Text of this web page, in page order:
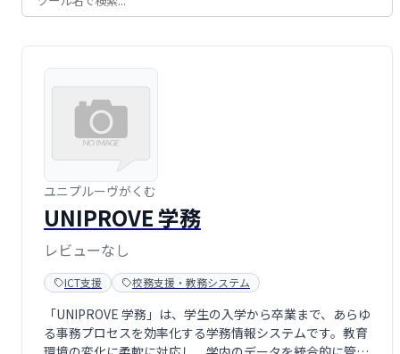
ユニプルーヴがくむ
UNIPROVE 学務
レビューなし
ICT支援 校務支援・教務システム
「UNIPROVE 学務」は、学生の入学から卒業まで、あらゆ
る事務プロセスを効率化する学務情報システムです。教育